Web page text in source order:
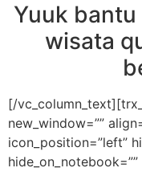
Yuuk
wisata
[/
new_window=””
icon_position=”left”